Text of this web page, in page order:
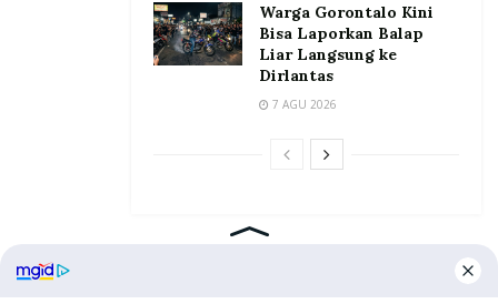
Warga Gorontalo Kini
Bisa Laporkan Balap
Liar Langsung ke
Dirlantas
7 AGU 2026